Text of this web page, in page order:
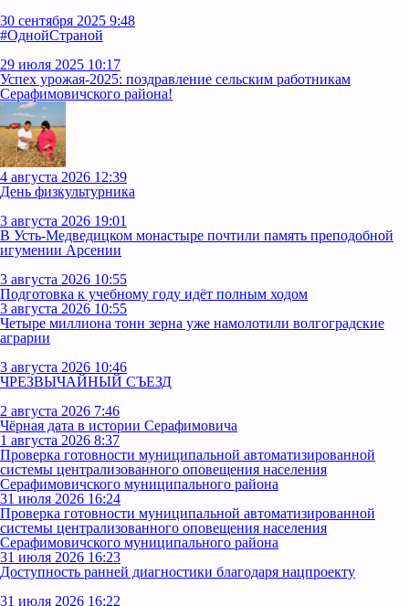
30 сентября 2025 9:48
#ОднойСтраной
29 июля 2025 10:17
Успех урожая-2025: поздравление сельским работникам
Серафимовичского района!
4 августа 2026 12:39
День физкультурника
3 августа 2026 19:01
В Усть‑Медведицком монастыре почтили память преподобной
игумении Арсении
3 августа 2026 10:55
Подготовка к учебному году идёт полным ходом
3 августа 2026 10:55
Четыре миллиона тонн зерна уже намолотили волгоградские
аграрии
3 августа 2026 10:46
ЧРЕЗВЫЧАЙНЫЙ СЪЕЗД
2 августа 2026 7:46
Чёрная дата в истории Серафимовича
1 августа 2026 8:37
Проверка готовности муниципальной автоматизированной
системы централизованного оповещения населения
Серафимовичского муниципального района
31 июля 2026 16:24
Проверка готовности муниципальной автоматизированной
системы централизованного оповещения населения
Серафимовичского муниципального района
31 июля 2026 16:23
Доступность ранней диагностики благодаря нацпроекту
31 июля 2026 16:22